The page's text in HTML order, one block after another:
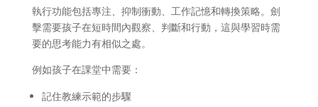
執行功能包括專注、抑制衝動、工作記憶和轉換策略。劍
擊需要孩子在短時間內觀察、判斷和行動，這與學習時需
要的思考能力有相似之處。
例如孩子在課堂中需要：
記住教練示範的步驟